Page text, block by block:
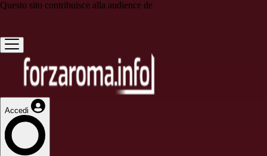
Questo sito contribuisce alla audience de
Accedi